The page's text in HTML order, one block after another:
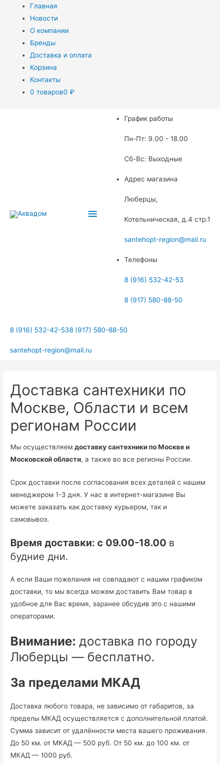
Главная
Новости
О компании
Бренды
Доставка и оплата
Корзина
Контакты
0 товаров0 ₽
Главное
График работы
Пн-Пт: 9.00 - 18.00
Сб-Вс: Выходные
Адрес магазина
Люберцы,
Котельническая, д.4 стр.1
santehopt-region@mail.ru
Телефоны
8 (916) 532-42-53
8 (917) 580-88-50
8 (916) 532-42-538 (917) 580-88-50
santehopt-region@mail.ru
Доставка сантехники по
Москве, Области и всем
регионам России
Мы осуществляемдоставку сантехники по Москве и
Московской области, а также во все регионы России.
Срок доставки после согласования всех деталей с нашим
менеджером 1-3 дня. У нас в интернет-магазине Вы
можете заказать как доставку курьером, так и
самовывоз.
Время доставки: с 09.00-18.00 в
будние дни.
А если Ваши пожелания не совпадают с нашим графиком
доставки, то мы всегда можем доставить Вам товар в
удобное для Вас время, заранее обсудив это с нашими
операторами.
Внимание: доставка по городу
Люберцы — бесплатно.
За пределами МКАД
Доставка любого товара, не зависимо от габаритов, за
пределы МКАД осуществляется с дополнительной платой.
Сумма зависит от удалённости места вашего проживания.
До 50 км. от МКАД — 500 руб. От 50 км. до 100 км. от
МКАД — 1000 руб.